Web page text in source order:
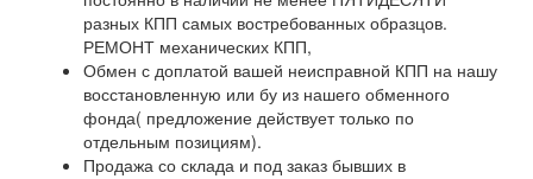
разных КПП самых востребованных образцов.
РЕМОНТ механических КПП,
Обмен с доплатой вашей неисправной КПП на нашу
восстановленную или бу из нашего обменного
фонда( предложение действует только по
отдельным позициям).
Продажа со склада и под заказ бывших в